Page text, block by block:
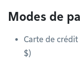
Modes de
Carte de
$)